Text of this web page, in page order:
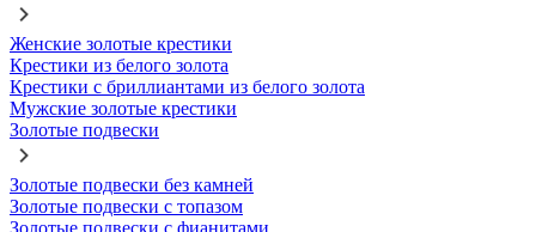
Женские золотые крестики
Крестики из белого золота
Крестики с бриллиантами из белого золота
Мужские золотые крестики
Золотые подвески
Золотые подвески без камней
Золотые подвески с топазом
Золотые подвески с фианитами